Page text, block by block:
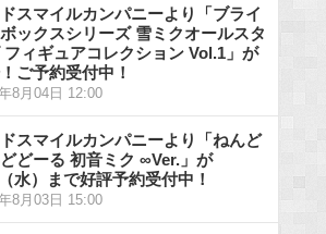
スマイルカンパニーより「ブライ
ックスシリーズ 雪ミクオールスタ
フィギュアコレクション Vol.1」が
ご予約受付中！
8月04日 12:00
スマイルカンパニーより「ねんど
どーる 初音ミク ∞Ver.」が
水）まで好評予約受付中！
8月03日 15:00